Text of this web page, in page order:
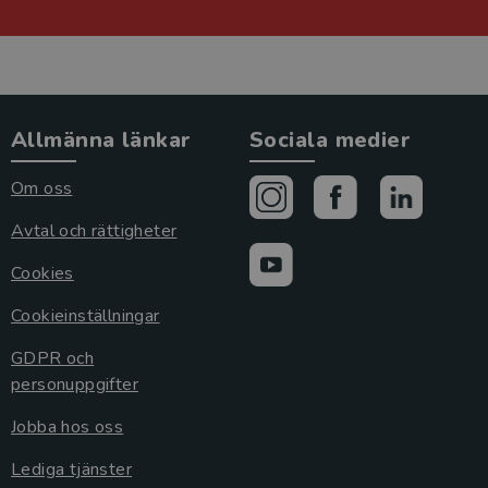
Allmänna länkar
Om oss
Avtal och rättigheter
Cookies
Cookieinställningar
GDPR och
personuppgifter
Jobba hos oss
Lediga tjänster
Sociala medier